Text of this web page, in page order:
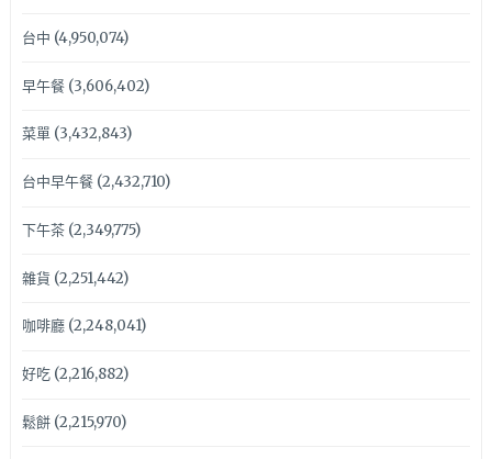
台中 (4,950,074)
早午餐(3,606,402)
菜單(3,432,843)
台中早午餐(2,432,710)
下午茶(2,349,775)
雜貨 (2,251,442)
咖啡廳(2,248,041)
好吃(2,216,882)
鬆餅(2,215,970)